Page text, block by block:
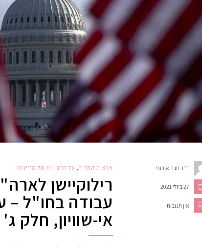
ד"ר חנה אורנוי
27 ביולי 2021
אין תגובות
ארצות הברית, על תרבויות של מדינות
רילוקיישן
עבודה בחו"ל –
אי-שוויון, חלק ג'